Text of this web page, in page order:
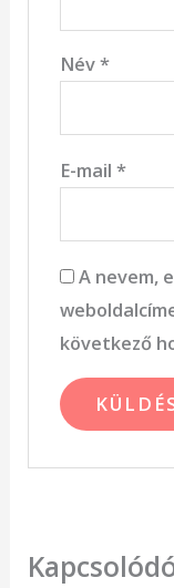
Név*
E-mail *
A nevem,
következő